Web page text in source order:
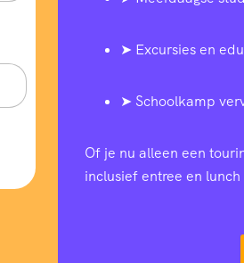
➤ Excursies en
➤ Schoolkamp
Of je nu alleen een
inclusief entree en